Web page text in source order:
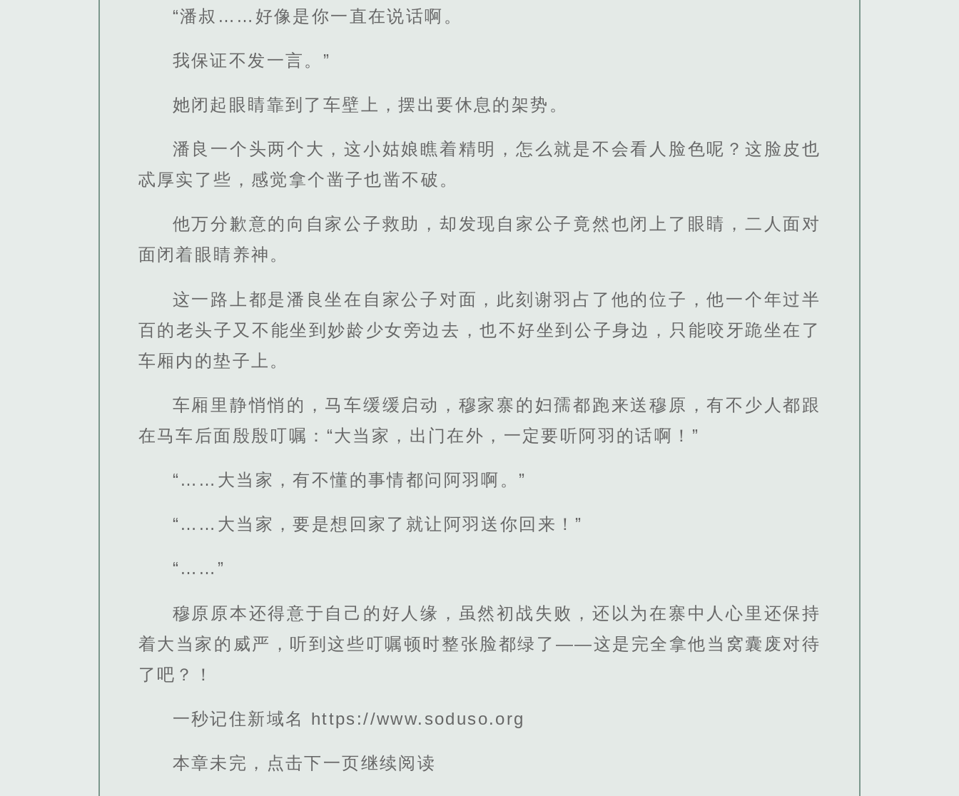
“潘叔……好像是你一直在说话啊。
我保证不发一言。”
她闭起眼睛靠到了车壁上，摆出要休息的架势。
潘良一个头两个大，这小姑娘瞧着精明，怎么就是不会看人脸色呢？这脸皮也
忒厚实了些，感觉拿个凿子也凿不破。
他万分歉意的向自家公子救助，却发现自家公子竟然也闭上了眼睛，二人面对
面闭着眼睛养神。
这一路上都是潘良坐在自家公子对面，此刻谢羽占了他的位子，他一个年过半
百的老头子又不能坐到妙龄少女旁边去，也不好坐到公子身边，只能咬牙跪坐在了
车厢内的垫子上。
车厢里静悄悄的，马车缓缓启动，穆家寨的妇孺都跑来送穆原，有不少人都跟
在马车后面殷殷叮嘱：“大当家，出门在外，一定要听阿羽的话啊！”
“……大当家，有不懂的事情都问阿羽啊。”
“……大当家，要是想回家了就让阿羽送你回来！”
“……”
穆原原本还得意于自己的好人缘，虽然初战失败，还以为在寨中人心里还保持
着大当家的威严，听到这些叮嘱顿时整张脸都绿了——这是完全拿他当窝囊废对待
了吧？！
一秒记住新域名 https://www.soduso.org
本章未完，点击下一页继续阅读